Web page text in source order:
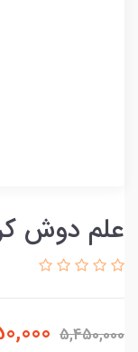
علم دوش
5,450,000